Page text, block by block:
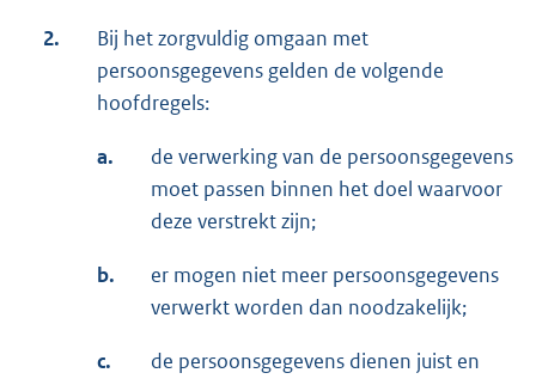
2.
Bij het zorgvuldig omgaan met
persoonsgegevens gelden de volgende
hoofdregels:
a.
de verwerking van de persoonsgegevens
moet passen binnen het doel waarvoor
deze verstrekt zijn;
b.
er mogen niet meer persoonsgegevens
verwerkt worden dan noodzakelijk;
c.
de persoonsgegevens dienen juist en